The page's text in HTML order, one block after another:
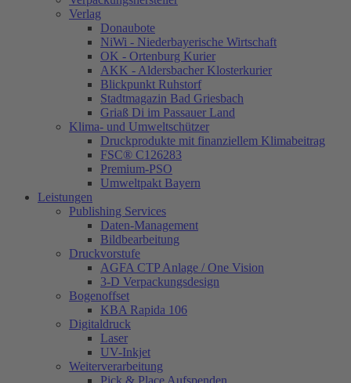
Verlag
Donaubote
NiWi - Niederbayerische Wirtschaft
OK - Ortenburg Kurier
AKK - Aldersbacher Klosterkurier
Blickpunkt Ruhstorf
Stadtmagazin Bad Griesbach
Griaß Di im Passauer Land
Klima- und Umweltschützer
Druckprodukte mit finanziellem Klimabeitrag
FSC® C126283
Premium-PSO
Umweltpakt Bayern
Leistungen
Publishing Services
Daten-Management
Bildbearbeitung
Druckvorstufe
AGFA CTP Anlage / One Vision
3-D Verpackungsdesign
Bogenoffset
KBA Rapida 106
Digitaldruck
Laser
UV-Inkjet
Weiterverarbeitung
Pick & Place Aufspenden